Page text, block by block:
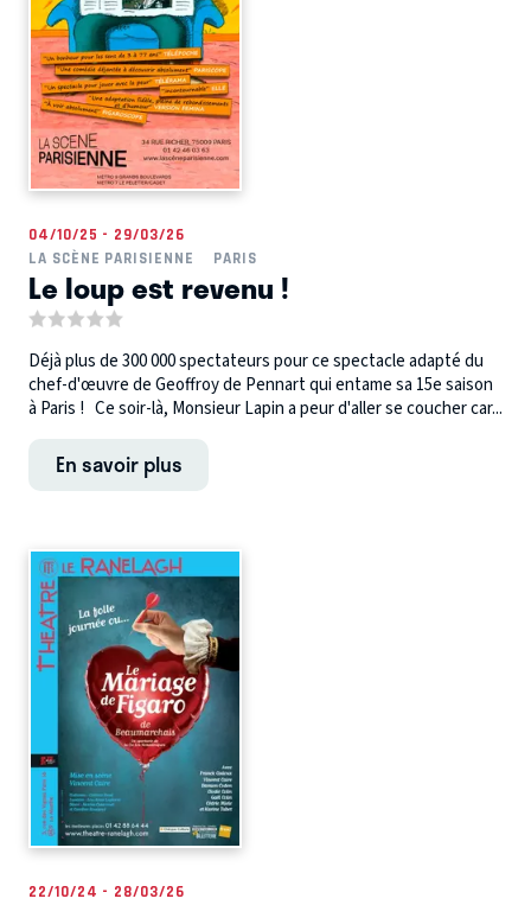
04/10/25 - 29/03/26
LA SCÈNE PARISIENNE
PARIS
Le loup est revenu !
Déjà plus de 300 000 spectateurs pour ce spectacle adapté du
chef-d'œuvre de Geoffroy de Pennart qui entame sa 15e saison
à Paris ! Ce soir-là, Monsieur Lapin a peur d'aller se coucher car...
En savoir plus
22/10/24 - 28/03/26